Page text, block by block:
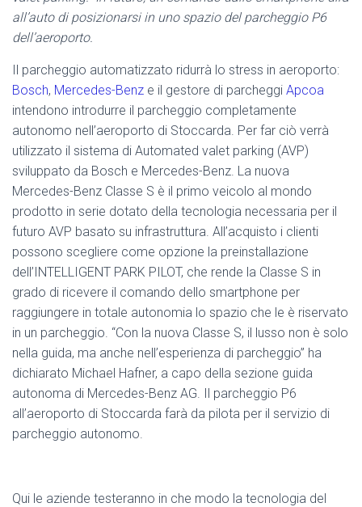
all’auto di posizionarsi in uno spazio del parcheggio P6
dell’aeroporto.
Il parcheggio automatizzato ridurrà lo stress in aeroporto:
Bosch, Mercedes-Benz e il gestore di parcheggi Apcoa
intendono introdurre il parcheggio completamente
autonomo nell’aeroporto di Stoccarda. Per far ciò verrà
utilizzato il sistema di Automated valet parking (AVP)
sviluppato da Bosch e Mercedes-Benz. La nuova
Mercedes-Benz Classe S è il primo veicolo al mondo
prodotto in serie dotato della tecnologia necessaria per il
futuro AVP basato su infrastruttura. All’acquisto i clienti
possono scegliere come opzione la preinstallazione
dell’INTELLIGENT PARK PILOT, che rende la Classe S in
grado di ricevere il comando dello smartphone per
raggiungere in totale autonomia lo spazio che le è riservato
in un parcheggio. “Con la nuova Classe S, il lusso non è solo
nella guida, ma anche nell’esperienza di parcheggio” ha
dichiarato Michael Hafner, a capo della sezione guida
autonoma di Mercedes-Benz AG. Il parcheggio P6
all’aeroporto di Stoccarda farà da pilota per il servizio di
parcheggio autonomo.
Qui le aziende testeranno in che modo la tecnologia del